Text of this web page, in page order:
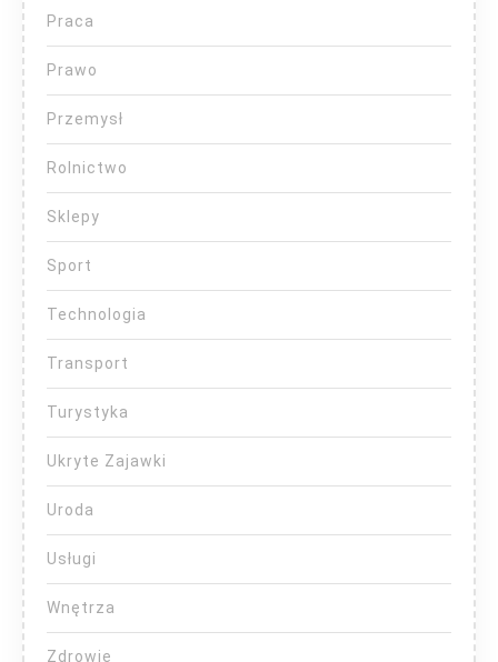
Praca
Prawo
Przemysł
Rolnictwo
Sklepy
Sport
Technologia
Transport
Turystyka
Ukryte Zajawki
Uroda
Usługi
Wnętrza
Zdrowie